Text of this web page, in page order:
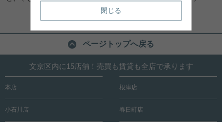
ページトップへ戻る
文京区内に15店舗！売買も賃貸も全店で承ります
本店 根津店
小石川店 春日町店
閉じる